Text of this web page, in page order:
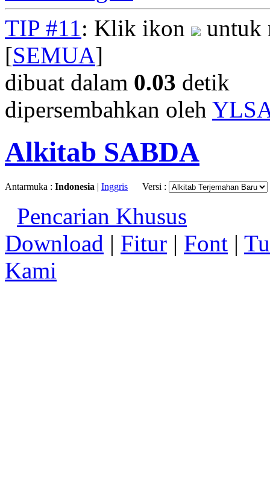
TIP #11: Klik ikon
untuk
[SEMUA]
dibuat dalam 0.03 detik
dipersembahkan oleh
Alkitab SABDA
Antarmuka : Indonesia | Inggris Versi :
Pencarian Khusus
Download | Fitur | Font |
Kami